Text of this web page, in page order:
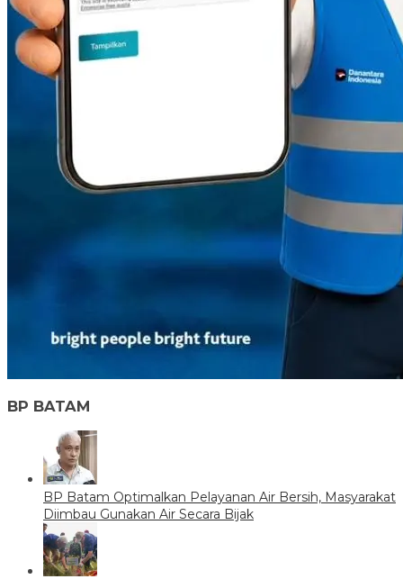
BP BATAM
BP Batam Optimalkan Pelayanan Air Bersih, Masyarakat
Diimbau Gunakan Air Secara Bijak